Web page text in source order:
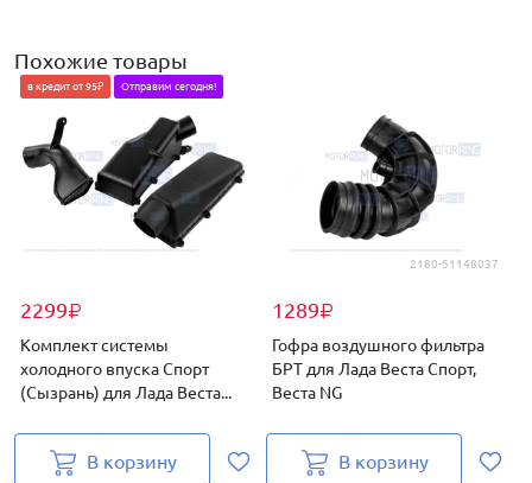
Похожие товары
2299₽
в кредит от 95₽ Отправим сегодня!
Комплект системы
холодного впуска Спорт
(Сызрань) для Лада Веста...
В корзину
2180-51148037
1289₽
Гофра воздушного фильтра
БРТ для Лада Веста Спорт,
Веста NG
В корзину